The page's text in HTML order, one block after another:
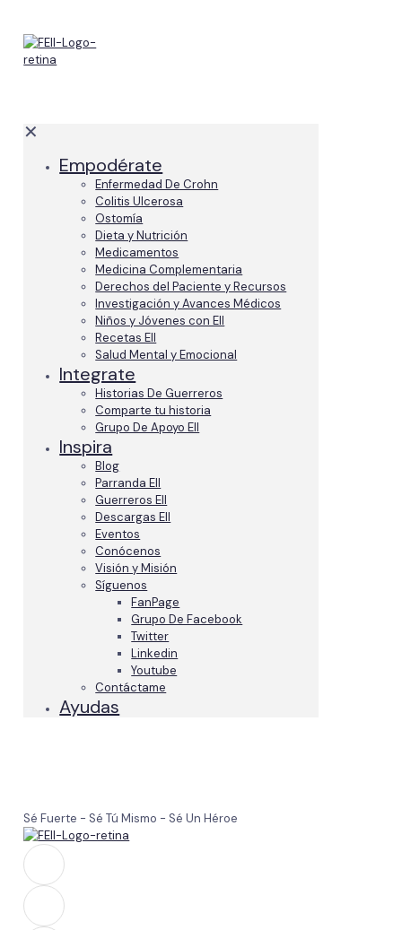
✕
Empodérate
Enfermedad De Crohn
Colitis Ulcerosa
Ostomía
Dieta y Nutrición
Medicamentos
Medicina Complementaria
Derechos del Paciente y Recursos
Investigación y Avances Médicos
Niños y Jóvenes con EII
Recetas EII
Salud Mental y Emocional
Integrate
Historias De Guerreros
Comparte tu historia
Grupo De Apoyo EII
Inspira
Blog
Parranda EII
Guerreros EII
Descargas EII
Eventos
Conócenos
Visión y Misión
Síguenos
FanPage
Grupo De Facebook
Twitter
Linkedin
Youtube
Contáctame
Ayudas
Sé Fuerte - Sé Tú Mismo - Sé Un Héroe